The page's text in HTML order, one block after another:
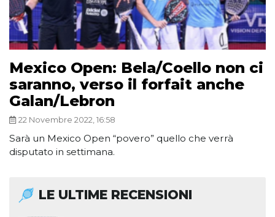
Mexico Open: Bela/Coello non ci
saranno, verso il forfait anche
Galan/Lebron
22 Novembre 2022, 16:58
Sarà un Mexico Open “povero” quello che verrà
disputato in settimana.
LE ULTIME RECENSIONI